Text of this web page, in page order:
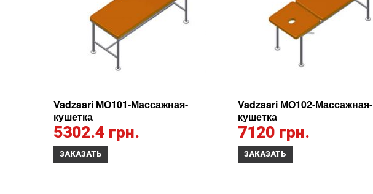
Vadzaari МО101-Массажная-
кушетка
5302.4 грн.
ЗАКАЗАТЬ
Vadzaari МО102-Массажная-
кушетка
7120 грн.
ЗАКАЗАТЬ